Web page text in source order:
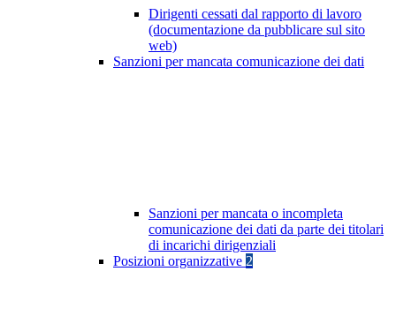
Dirigenti cessati dal rapporto di lavoro
(documentazione da pubblicare sul sito
web)
Sanzioni per mancata comunicazione dei dati
Sanzioni per mancata o incompleta
comunicazione dei dati da parte dei titolari
di incarichi dirigenziali
Posizioni organizzative 2